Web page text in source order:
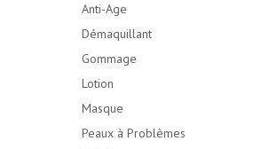
Anti-Age
Démaquillant
Gommage
Lotion
Masque
Peaux à Problèmes